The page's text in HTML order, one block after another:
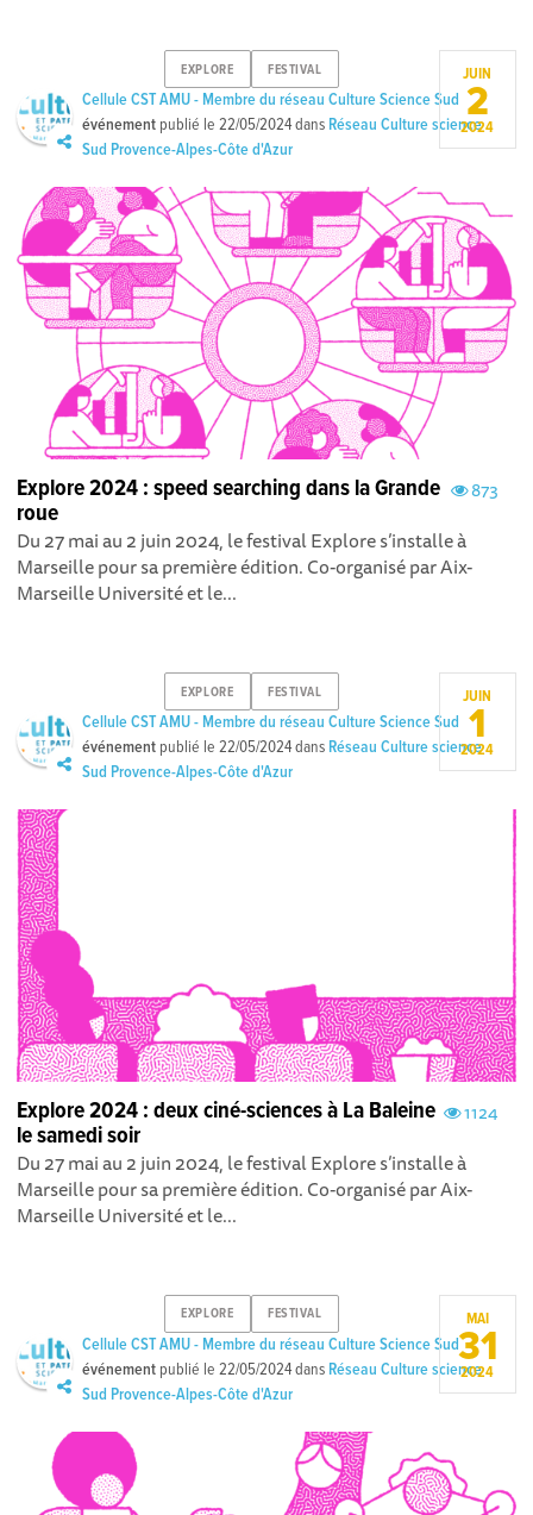
EXPLORE FESTIVAL
Cellule CST AMU - Membre du réseau Culture Science Sud
événement publié le22/05/2024dans Réseau Culture science
Sud Provence-Alpes-Côte d'Azur
JUIN
2
2024
873
Explore 2024 : speed searching dans la Grande
roue
Du 27 mai au 2 juin 2024, le festival Explore s’installe à
Marseille pour sa première édition. Co-organisé par Aix-
Marseille Université et le...
EXPLORE FESTIVAL
Cellule CST AMU - Membre du réseau Culture Science Sud
événement publié le22/05/2024dans Réseau Culture science
Sud Provence-Alpes-Côte d'Azur
JUIN
1
2024
1124
Explore 2024 : deux ciné-sciences à La Baleine
le samedi soir
Du 27 mai au 2 juin 2024, le festival Explore s’installe à
Marseille pour sa première édition. Co-organisé par Aix-
Marseille Université et le...
EXPLORE FESTIVAL
Cellule CST AMU - Membre du réseau Culture Science Sud
événement publié le22/05/2024dans Réseau Culture science
Sud Provence-Alpes-Côte d'Azur
MAI
31
2024